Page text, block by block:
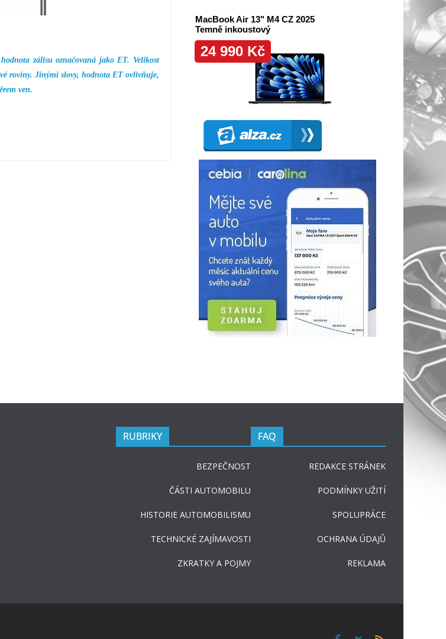
zálisu označovaná jako ET. Velikost
roviny. Jinými slovy, hodnota ET ovlivňuje,
ven.
RUBRIKY
BEZPEČNOST
ČÁSTI AUTOMOBILU
HISTORIE AUTOMOBILISMU
TECHNICKÉ ZAJÍMAVOSTI
ZKRATKY A POJMY
FAQ
REDAKCE STRÁNEK
PODMÍNKY UŽITÍ
SPOLUPRÁCE
OCHRANA ÚDAJŮ
REKLAMA